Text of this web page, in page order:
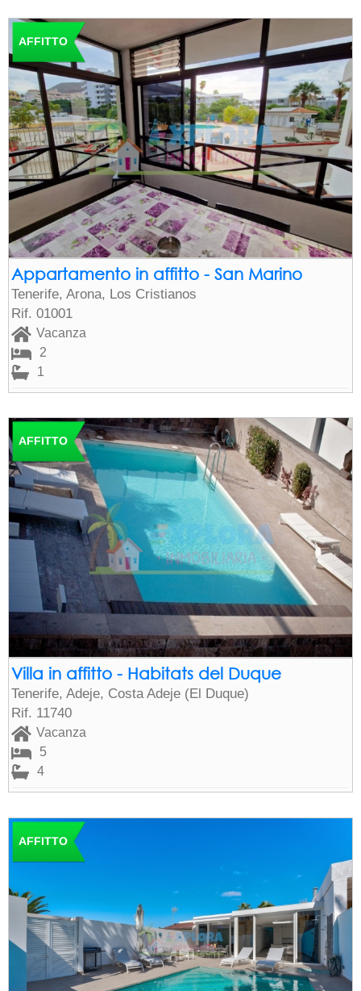
AFFITTO
Appartamento in affitto - San Marino
Tenerife, Arona, Los Cristianos
Rif. 01001
Vacanza
2
1
AFFITTO
Villa in affitto - Habitats del Duque
Tenerife, Adeje, Costa Adeje (El Duque)
Rif. 11740
Vacanza
5
4
AFFITTO